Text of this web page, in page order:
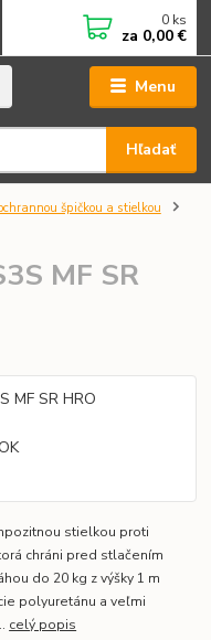
Menu
Hľadať
0 ks
za 0,00 €
špičkou a stielkou
MF SR
stielkou proti
chráni pred stlačením
do 20 kg z výšky 1 m
polyuretánu a veľmi
celý popis